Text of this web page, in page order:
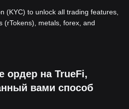
(KYC) to unlock all trading features,
(rTokens), metals, forex, and
ордер на TrueFi,
вами способ